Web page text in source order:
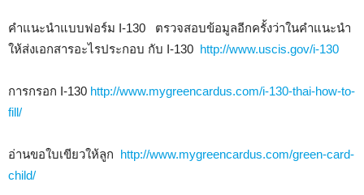
คำแนะนำแบบฟอร์ม I-130 ตรวจสอบข้อมูลอีกครั้งว่าในคำแนะนำ
ให้ส่งเอกสารอะไรประกอบ กับ I-130 http://www.uscis.gov/i-130
การกรอก I-130 http://www.mygreencardus.com/i-130-thai-how-to-
fill/
อ่านขอใบเขียวให้ลูก http://www.mygreencardus.com/green-card-
child/